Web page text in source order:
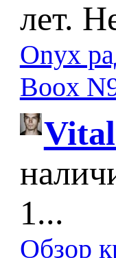
лет.
Onyx
Boox
1...
Обзор